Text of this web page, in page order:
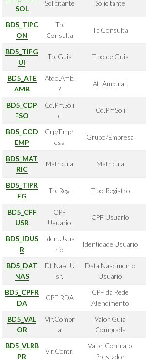
SOL
Solicitante Solicitante
BD5_TIPC
ON
Tp.
Consulta
Tp Consulta
BD5_TIPG
UI
Tp. Guia Tipo de Guia
BD5_ATE
AMB
Atdo.Amb.
?
At. Ambulat.
BD5_CDP
FSO
Cd.Prf.Soli
c
Cd.Prf.Soli
BD5_COD
EMP
Grp/Empr
esa
Grupo/Empresa
BD5_MAT
RIC
Matricula Matricula
BD5_TIPR
EG
Tp. Reg. Tipo Registro
BD5_CPF
USR
CPF
Usuario
CPF Usuario
BD5_IDUS
R
Iden.Usua
rio
Identidade Usuario
BD5_DAT
NAS
Dt.Nasc.U
sr.
Data Nascimento
Usuario
BD5_CPFR
DA
CPF RDA
CPF da Rede
Atendimento
BD5_VAL
OR
Vlr.Compr
a
Valor Guia
Comprada
BD5_VLRB
PR
Vlr.Contr.
Valor Contrato
Prestador